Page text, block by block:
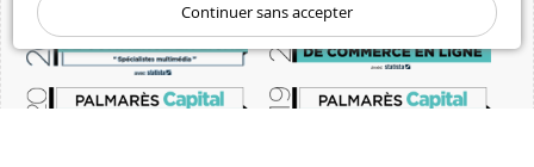
Continuer sans accepter